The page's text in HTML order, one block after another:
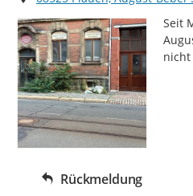
Seit
nicht
Rückmeldung